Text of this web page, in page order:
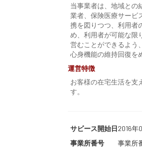
当事業者は、地域との
業者、保険医療サービ
携を図りつつ、利用者
め、利用者が可能な限
営むことができるよう
心身機能の維持回復を
運営特徴
お客様の在宅生活を支
す。
サビース開始日2016年
事業所番号
事業所